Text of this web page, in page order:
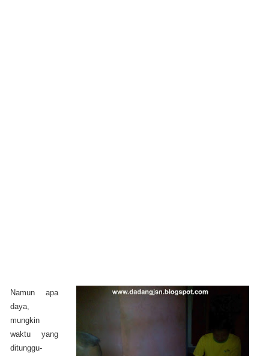
Namun apa
daya,
mungkin
waktu yang
ditunggu-